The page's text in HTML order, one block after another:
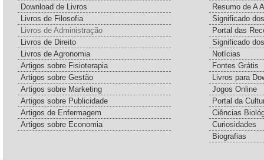
Download de Livros
Livros de Filosofia
Livros de Administração
Livros de Direito
Livros de Agronomia
Artigos sobre Fisioterapia
Artigos sobre Gestão
Artigos sobre Marketing
Artigos sobre Publicidade
Artigos de Enfermagem
Artigos sobre Economia
Resumo de A
Significado
Portal das
Significado
Notícias
Fontes Grátis
Livros para
Jogos Online
Portal da
Ciências
Curiosidades
Biografias